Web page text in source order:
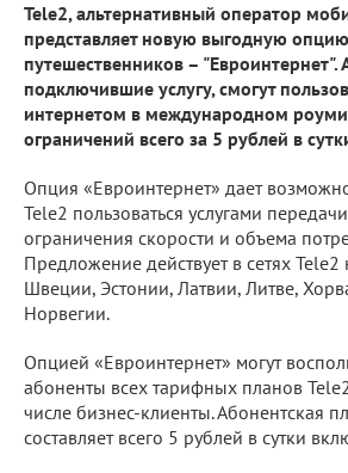
Tele2, альтернативный оператор
представляет новую выгодную
путешественников – "Евроинтернет".
подключившие услугу, смогут
интернетом в международном
ограничений всего за 5 рублей в
Опция «Евроинтернет» дает
Tele2 пользоваться услугами
ограничения скорости и объема
Предложение действует в сетях Tele2
Швеции, Эстонии, Латвии, Литве,
Норвегии.
Опцией «Евроинтернет» могут
абоненты всех тарифных планов
числе бизнес-клиенты. Абонентская
составляет всего 5 рублей в сутки